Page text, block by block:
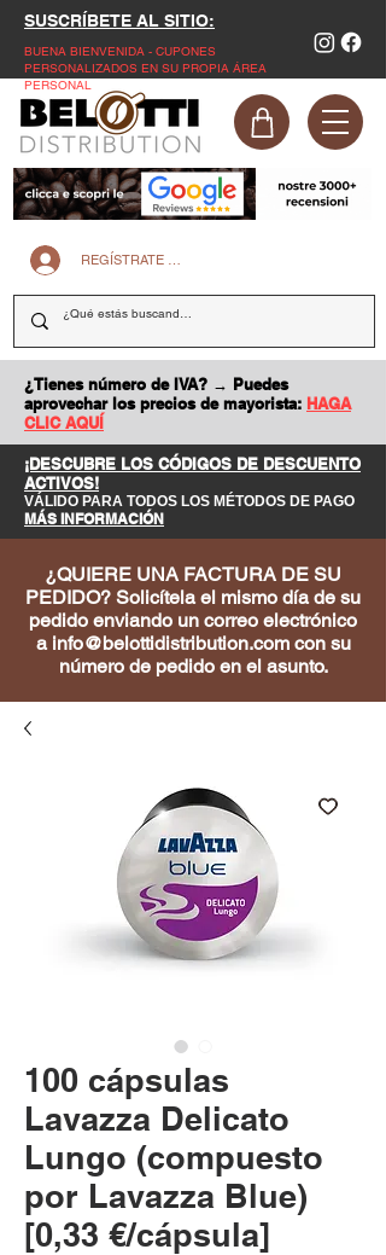
SUSCRÍBETE AL SITIO:
BUENA BIENVENIDA - CUPONES
PERSONALIZADOS EN SU PROPIA ÁREA
PERSONAL
REGÍSTRATE EN LA PÁGINA WEB
¿Tienes número de IVA? → Puedes
aprovechar los precios de mayorista: HAGA
CLIC AQUÍ
¡DESCUBRE LOS CÓDIGOS DE DESCUENTO
ACTIVOS!
VÁLIDO PARA TODOS LOS MÉTODOS DE PAGO
MÁS INFORMACIÓN
¿QUIERE UNA FACTURA DE SU
PEDIDO? Solicítela el mismo día de su
pedido enviando un correo electrónico
a info@belottidistribution.comcon su
número de pedido en el asunto.
100 cápsulas
Lavazza Delicato
Lungo (compuesto
por Lavazza Blue)
[0,33 €/cápsula]